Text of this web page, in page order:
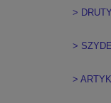
>
>
>